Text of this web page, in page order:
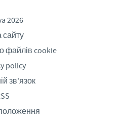
2026
файлів cookie
policy
зв'язок